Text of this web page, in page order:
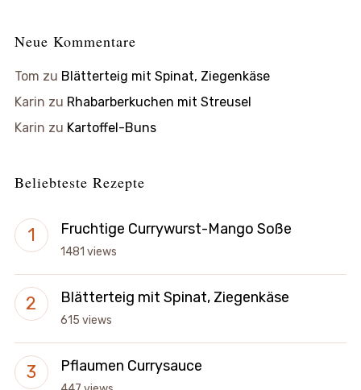
Neue Kommentare
Tom zu Blätterteig mit Spinat, Ziegenkäse
Karin zu Rhabarberkuchen mit Streusel
Karin zu Kartoffel-Buns
Beliebteste Rezepte
Fruchtige Currywurst-Mango Soße
1481 views
Blätterteig mit Spinat, Ziegenkäse
615 views
Pflaumen Currysauce